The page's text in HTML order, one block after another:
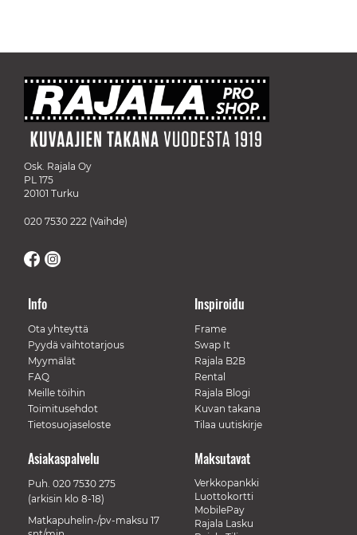
Osk. Rajala Oy
PL 175
20101 Turku
020 7530 222 (Vaihde)
Info
Ota yhteyttä
Pyydä vaihtotarjous
Myymälät
FAQ
Meille töihin
Toimitusehdot
Tietosuojaseloste
Inspiroidu
Frame
Swap It
Rajala B2B
Rental
Rajala Blogi
Kuvan takana
Tilaa uutiskirje
Maksutavat
Verkkopankki
Luottokortti
MobilePay
Rajala Lasku
Asiakaspalvelu
Puh. 020 7530 275
(arkisin klo 8-18)
Matkapuhelin-/pv-maksu 17